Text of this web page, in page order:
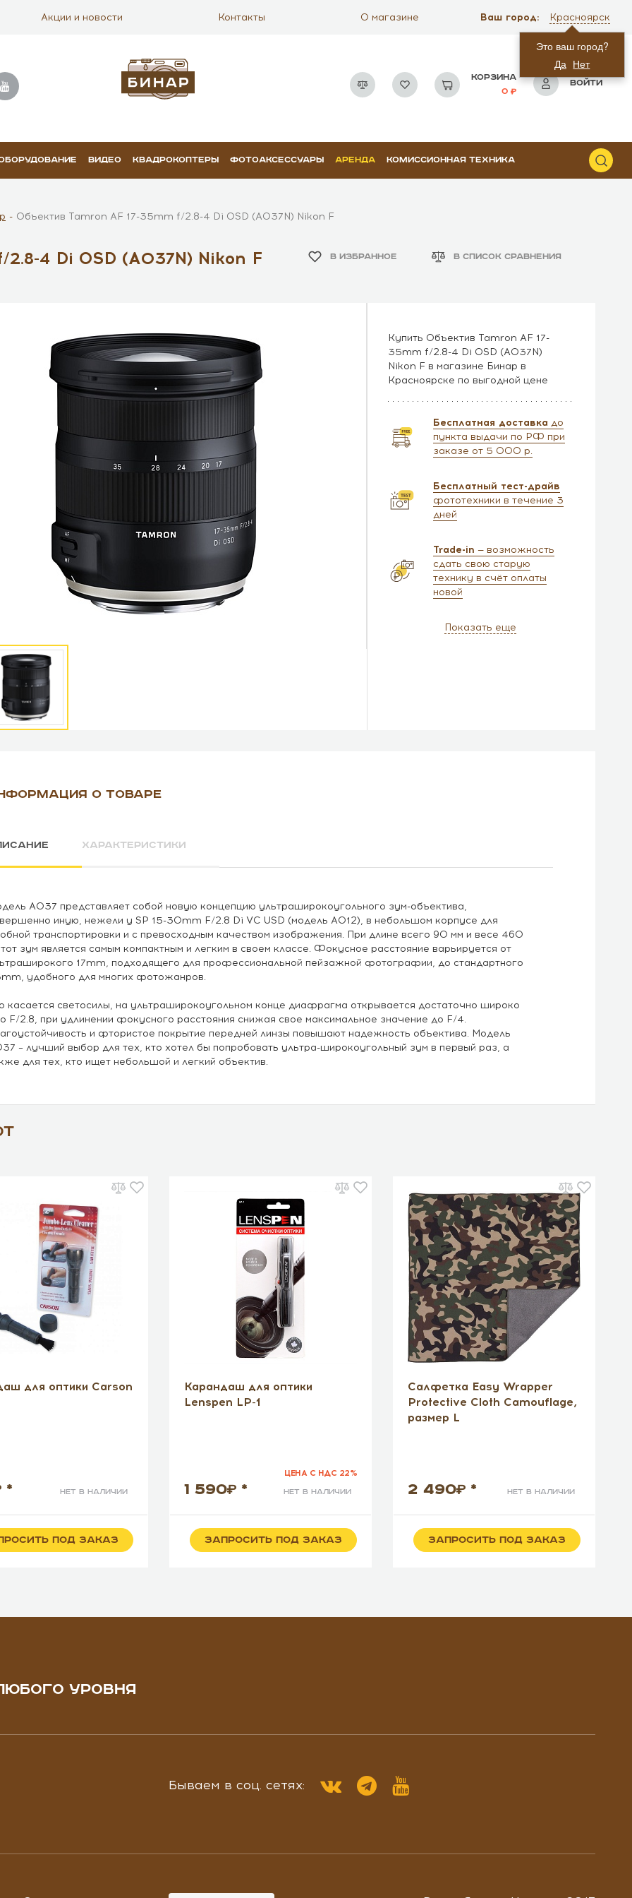
Акции и новости Контакты О магазине Ваш город:
Это ваш город?
Да Нет
Красноярск
КОРЗИНА
0
ВОЙТИ
ВИДЕО КВАДРОКОПТЕРЫ ФОТОАКСЕССУАРЫ АРЕНДА КОМИССИОННАЯ ТЕХНИКА
Объектив Tamron AF 17-35mm f/2.8-4 Di OSD (A037N) Nikon F
4 Di OSD (A037N) Nikon F В ИЗБРАННОЕ В СПИСОК СРАВНЕНИЯ
Купить Объектив Tamron AF 17-
35mm f/2.8-4 Di OSD (A037N)
Nikon F в магазине Бинар в
Красноярске по выгодной цене
Бесплатная доставка до
пункта выдачи по РФ при
заказе от 5 000 р.
Бесплатный тест-драйв
фототехники в течение 3
дней
Trade-in — возможность
сдать свою старую
технику в счёт оплаты
новой
Показать еще
О ТОВАРЕ
ХАРАКТЕРИСТИКИ
A037 представляет собой новую концепцию ультраширокоугольного зум-объектива,
иную, нежели у SP 15-30mm F/2.8 Di VC USD (модель A012), в небольшом корпусе для
транспортировки и с превосходным качеством изображения. При длине всего 90 мм и весе 460
зум является самым компактным и легким в своем классе. Фокусное расстояние варьируется от
17mm, подходящего для профессиональной пейзажной фотографии, до стандартного
удобного для многих фотожанров.
касается светосилы, на ультраширокоугольном конце диафрагма открывается достаточно широко
F/2.8, при удлинении фокусного расстояния снижая свое максимальное значение до F/4.
и фтористое покрытие передней линзы повышают надежность объектива. Модель
– лучший выбор для тех, кто хотел бы попробовать ультра-широкоугольный зум в первый раз, а
для тех, кто ищет небольшой и легкий объектив.
для оптики Carson
* нет в наличии
ПОД ЗАКАЗ
Карандаш для оптики
Lenspen LP-1
1 590 * нет в наличии
ЦЕНА С НДС 22%
ЗАПРОСИТЬ ПОД ЗАКАЗ
Салфетка Easy Wrapper
Protective Cloth Camouflage,
размер L
2 490 * нет в наличии
ЗАПРОСИТЬ ПОД ЗАКАЗ
УРОВНЯ
Бываем в соц. сетях: